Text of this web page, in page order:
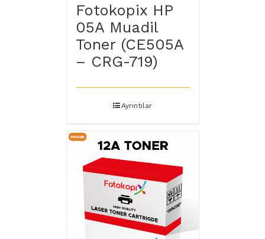
Fotokopix HP
05A Muadil
Toner (CE505A
– CRG-719)
Ayrıntılar